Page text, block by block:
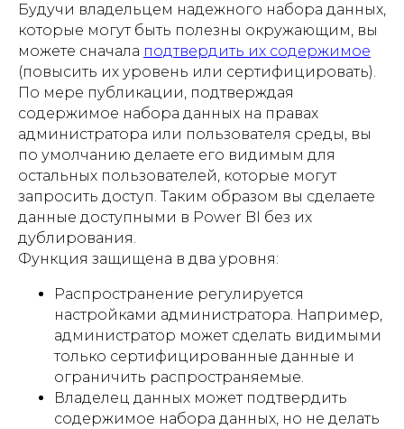
Будучи владельцем надежного набора данных,
которые могут быть полезны окружающим, вы
можете сначала подтвердить их содержимое
(повысить их уровень или сертифицировать).
По мере публикации, подтверждая
содержимое набора данных на правах
администратора или пользователя среды, вы
по умолчанию делаете его видимым для
остальных пользователей, которые могут
запросить доступ. Таким образом вы сделаете
данные доступными в Power BI без их
дублирования.
Функция защищена в два уровня:
Распространение регулируется
настройками администратора. Например,
администратор может сделать видимыми
только сертифицированные данные и
ограничить распространяемые.
Владелец данных может подтвердить
содержимое набора данных, но не делать